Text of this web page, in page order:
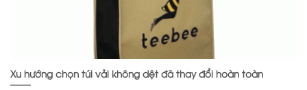
Xu hướng chọn túi vải không dệt đã thay đổi hoàn toàn